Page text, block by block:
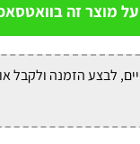
מוצר זה
לבצע הזמנה